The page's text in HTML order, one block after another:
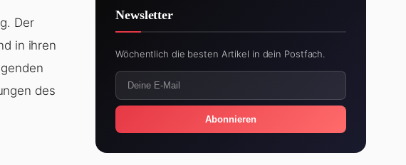
Der
in ihren
des
Newsletter
Wöchentlich die besten Artikel in dein Postfach.
Abonnieren